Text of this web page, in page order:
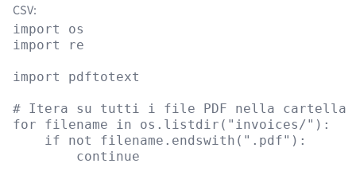
CSV:
import os
import re
import pdftotext
# Itera su tutti i file PDF nella cartella
for filename in os.listdir("invoices/"):
    if not filename.endswith(".pdf"):
        continue